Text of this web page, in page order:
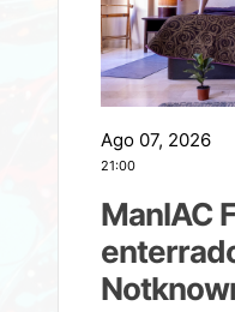
Ago 07, 2026
21:00
ManIAC